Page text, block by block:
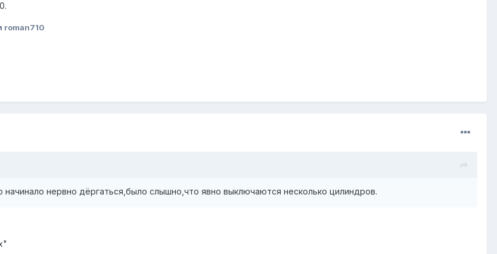
roman710
нервно дёргаться,было слышно,что явно выключаются несколько цилиндров.